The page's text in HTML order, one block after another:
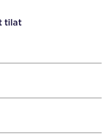
tilat